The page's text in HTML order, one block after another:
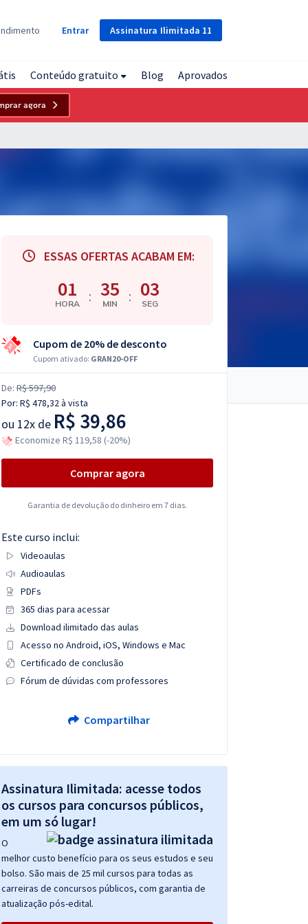
Assinatura Ilimitada 11
Entrar
Conteúdo gratuito Blog Aprovados
agora
ESSAS OFERTAS ACABAM EM:
01
HORA : 35
MIN : 02
SEG
Cupom de 20% de desconto
Cupom ativado: GRAN20-OFF
De: R$ 597,90
Por: R$ 478,32à vista
ou 12x de R$ 39,86
Economize R$ 119,58 (-20%)
Comprar agora
Garantia de devolução do dinheiro em 7 dias.
Este curso inclui:
Videoaulas
Audioaulas
PDFs
365 dias para acessar
Download ilimitado das aulas
Acesso no Android, iOS, Windows e Mac
Certificado de conclusão
Fórum de dúvidas com professores
Compartilhar
Assinatura Ilimitada: acesse todos
os cursos para concursos públicos,
em um só lugar!
O
melhor custo benefício para os seus estudos e seu
bolso. São mais de 25 mil cursos para todas as
carreiras de concursos públicos, com garantia de
atualização pós-edital.